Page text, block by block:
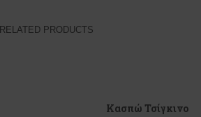
RELATED PRODUCTS
Κασπώ Τσίγκινο